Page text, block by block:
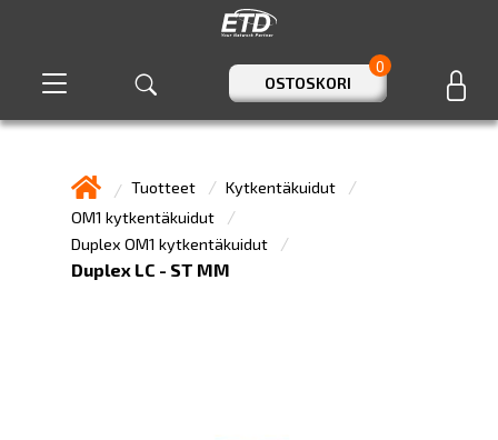
OSTOSKORI
0
Tuotteet
Kytkentäkuidut
OM1 kytkentäkuidut
Duplex OM1 kytkentäkuidut
Duplex LC - ST MM